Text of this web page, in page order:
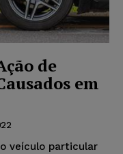
de
em
veículo particular